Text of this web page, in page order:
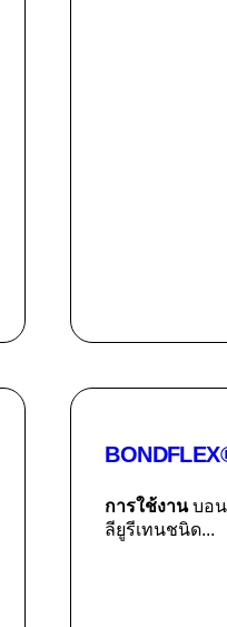
การใช้งานบอน
ลียูรีเทนชนิด...